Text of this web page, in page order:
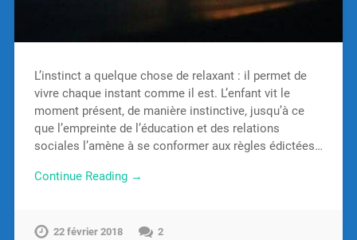
L’instinct a quelque chose de relaxant : il permet de
vivre chaque instant comme il est. L’enfant vit le
moment présent, de manière instinctive, jusqu’à ce
que l’empreinte de l’éducation et des relations
sociales l’amène à se conformer aux règles édictées…
Continue Reading →
22 février 2018 2